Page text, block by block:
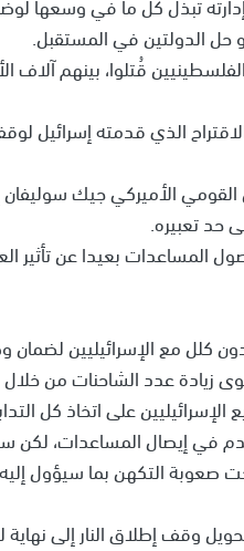
حل الدولتين في المستقبل.
قُتلوا، بينهم
الأميركي جيك سوليفان
حد تعبيره.
بعيدا عن تأثير
كلل مع الإسرائيليين
زيادة عدد الشاحنات من
على اتخاذ كل
في إيصال المساعدات، لكن
صعوبة التكهن بما سيؤول
وقف إطلاق النار إلى